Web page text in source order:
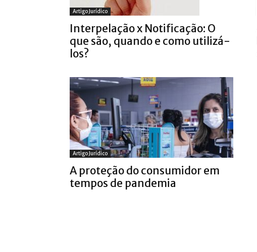
Artigo Jurídico
Interpelação x Notificação: O
que são, quando e como utilizá-
los?
Artigo Jurídico
A proteção do consumidor em
tempos de pandemia